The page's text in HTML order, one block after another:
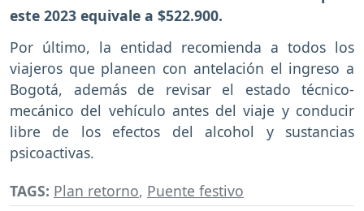
este 2023 equivale a $522.900.
Por último, la entidad recomienda a todos los
viajeros que planeen con antelación el ingreso a
Bogotá, además de revisar el estado técnico-
mecánico del vehículo antes del viaje y conducir
libre de los efectos del alcohol y sustancias
psicoactivas.
TAGS: Plan retorno, Puente festivo